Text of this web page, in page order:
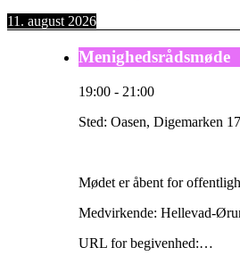
11. august 2026
Menighedsrådsmøde
19:00 - 21:00
Sted: Oasen, Digemarken
Mødet er åbent for
Medvirkende: Hellevad-
URL for begivenhed:…